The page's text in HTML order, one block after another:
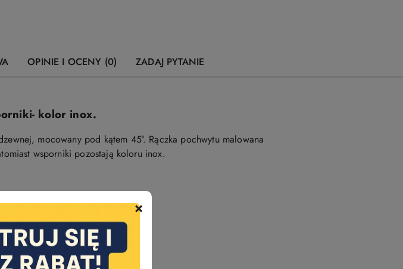
×
OPINIE I OCENY (0) ZADAJ PYTANIE
kolor inox.
mocowany pod kątem 45°. Rączka pochwytu malowana
wsporniki pozostają koloru inox.